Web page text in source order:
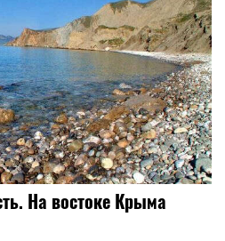
На востоке Крыма